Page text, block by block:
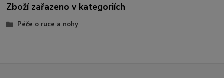
Zboží zařazeno v kategoriích
Péče o ruce a nohy